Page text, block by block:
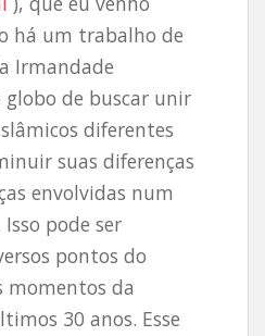
há um trabalho de
Irmandade
de buscar unir
diferentes
suas diferenças
envolvidas num
pode ser
pontos do
momentos da
30 anos. Esse